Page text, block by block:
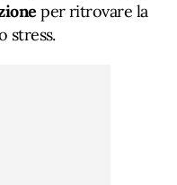
per ritrovare la
stress.